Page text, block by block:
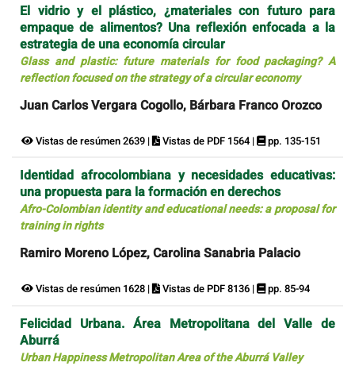
El vidrio y el plástico, ¿materiales con futuro para
empaque de alimentos? Una reflexión enfocada a la
estrategia de una economía circular
Glass and plastic: future materials for food packaging? A
reflection focused on the strategy of a circular economy
Juan Carlos Vergara Cogollo, Bárbara Franco Orozco
Vistas de resúmen 2639 | Vistas de PDF 1564 | pp. 135-151
Identidad afrocolombiana y necesidades educativas:
una propuesta para la formación en derechos
Afro-Colombian identity and educational needs: a proposal for
training in rights
Ramiro Moreno López, Carolina Sanabria Palacio
Vistas de resúmen 1628 | Vistas de PDF 8136 | pp. 85-94
Felicidad Urbana. Área Metropolitana del Valle de
Aburrá
Urban Happiness Metropolitan Area of the Aburrá Valley